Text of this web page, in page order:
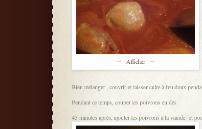
Afficher
Bien mélanger , couvrir et laisser cuire à feu doux
Pendant ce temps, couper les poivrons en dès
45 minutes après, ajouter les poivrons à la viande et